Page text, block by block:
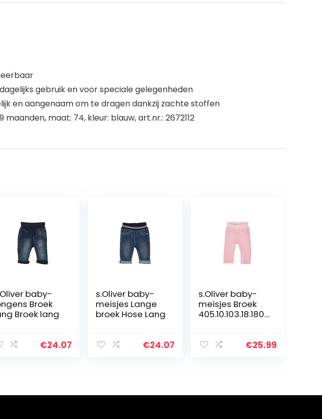
gebruik en voor speciale gelegenheden
en aangenaam om te dragen dankzij zachte stoffen
maat: 74, kleur: blauw, art.nr.: 2672112
baby-
Broek
Broek lang
€24.07
s.Oliver baby-
meisjes Lange
broek Hose Lang
€24.07
s.Oliver baby-
meisjes Broek
405.10.103.18.180.
€25.99